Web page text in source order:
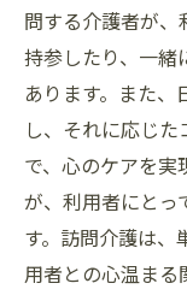
問する介護者が
持参したり、一緒
あります。また
し、それに応じ
で、心のケアを実
が、利用者にとっ
す。訪問介護は、
用者との心温ま